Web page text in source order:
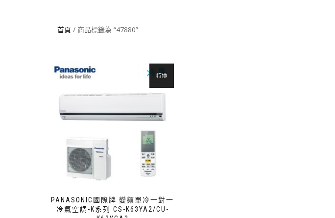
首頁 / 商品標籤為 “47880”
PANASONIC國際牌 變頻單冷一對一
冷氣空調-K系列 CS-K63YA2/CU-
特價